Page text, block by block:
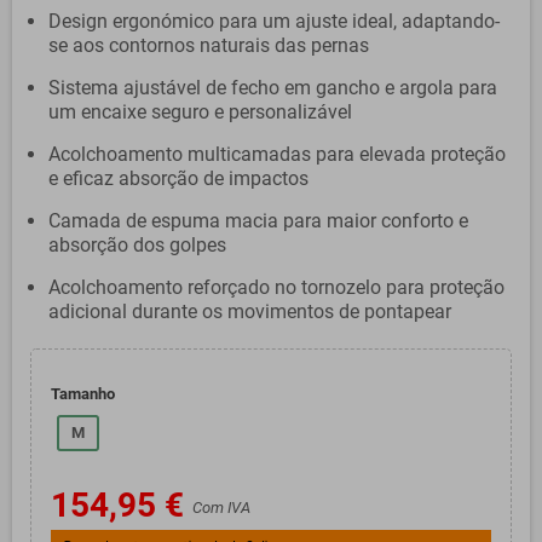
Design ergonómico para um ajuste ideal, adaptando-
se aos contornos naturais das pernas
Sistema ajustável de fecho em gancho e argola para
um encaixe seguro e personalizável
Acolchoamento multicamadas para elevada proteção
e eficaz absorção de impactos
Camada de espuma macia para maior conforto e
absorção dos golpes
Acolchoamento reforçado no tornozelo para proteção
adicional durante os movimentos de pontapear
Tamanho
M
154,95 € Com IVA